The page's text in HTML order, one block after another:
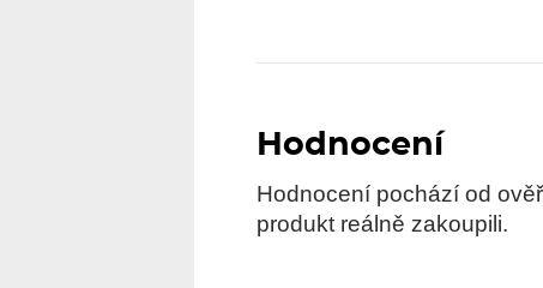
Hodnocení
Hodnocení pochází od
produkt reálně zakoupili.